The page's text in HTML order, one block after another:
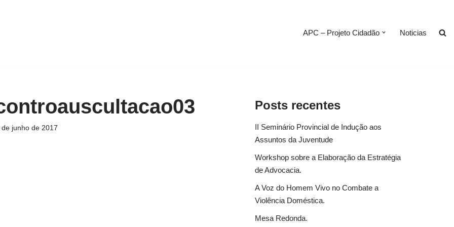
APC – Projeto Cidadão Noticias
de junho de 2017
Posts recentes
II Seminário Provincial de Indução aos
Assuntos da Juventude
Workshop sobre a Elaboração da Estratégia
de Advocacia.
A Voz do Homem Vivo no Combate a
Violência Doméstica.
Mesa Redonda.